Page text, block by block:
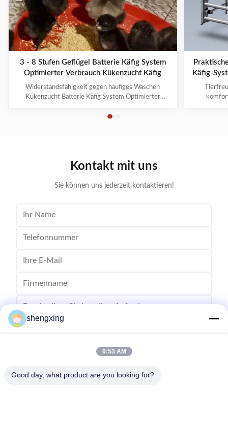
3 - 8 Stufen Geflügel Batterie Käfig System
Optimierter Verbrauch Kükenzucht Käfig
Widerstandsfähigkeit gegen häufiges Waschen
Kükenzucht Batterie Käfig System Optimierter
folgende Elemente aus, die eine hervorragende
Käfig-
Kontakt mit uns
Sie können uns jederzeit kontaktieren!
shengxing
6:53 AM
Good day, what product are you looking for?